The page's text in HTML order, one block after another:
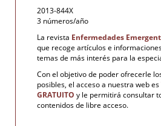
2013-844X
3 números/año
La revista Enfermedades
que recoge artículos e
temas de más interés para la
Con el objetivo de poder ofrecerle
posibles, el acceso a nuestra web es
GRATUITO y le permitirá consultar
contenidos de libre acceso.